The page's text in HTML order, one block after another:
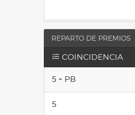
REPARTO DE PREMIOS
COINCIDENCIA
5 + PB
5